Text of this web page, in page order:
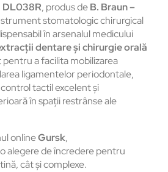
DL038R, produs deB. Braun –
stomatologic chirurgical
în arsenalul medicului
dentare și chirurgie orală
a facilita mobilizarea
ligamentelor periodontale,
tactil excelent și
în spații restrânse ale
onlineGursk,
alegere de încredere pentru
cât și complexe.